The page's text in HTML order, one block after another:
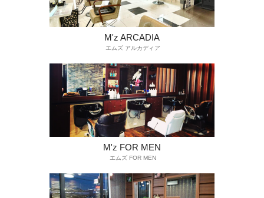
M'z ARCADIA
エムズ アルカディア
M'z FOR MEN
エムズ FOR MEN